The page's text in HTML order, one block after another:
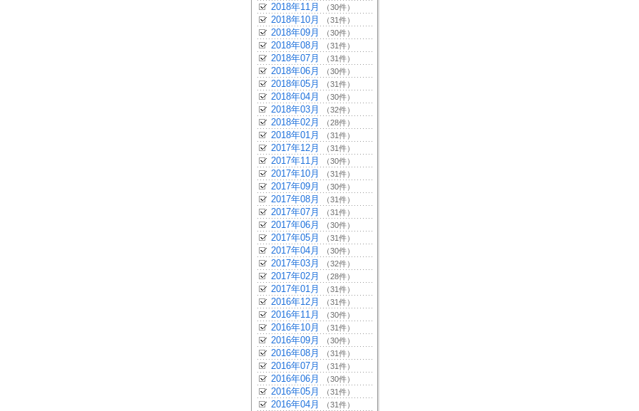
2018年11月 （30件）
2018年10月 （31件）
2018年09月 （30件）
2018年08月 （31件）
2018年07月 （31件）
2018年06月 （30件）
2018年05月 （31件）
2018年04月 （30件）
2018年03月 （32件）
2018年02月 （28件）
2018年01月 （31件）
2017年12月 （31件）
2017年11月 （30件）
2017年10月 （31件）
2017年09月 （30件）
2017年08月 （31件）
2017年07月 （31件）
2017年06月 （30件）
2017年05月 （31件）
2017年04月 （30件）
2017年03月 （32件）
2017年02月 （28件）
2017年01月 （31件）
2016年12月 （31件）
2016年11月 （30件）
2016年10月 （31件）
2016年09月 （30件）
2016年08月 （31件）
2016年07月 （31件）
2016年06月 （30件）
2016年05月 （31件）
2016年04月 （31件）